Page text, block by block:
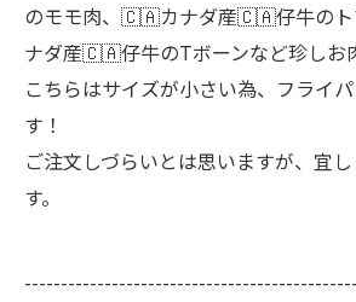
のモモ肉、🇨🇦カナダ産🇨🇦仔牛の
ナダ産🇨🇦仔牛のTボーンなど珍しお
こちらはサイズが小さい為、フライ
す！
ご注文しづらいとは思いますが、宜
す。